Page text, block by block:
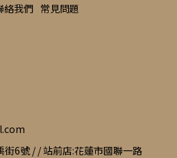
絡我們 常見問題
6號 / / 站前店:花蓮市國聯一路